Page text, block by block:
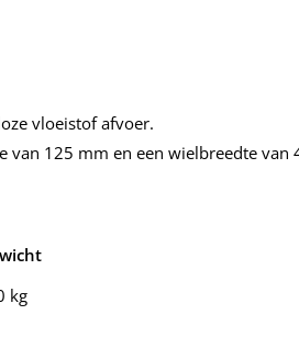
vloeistof afvoer.
125 mm en een wielbreedte
kg